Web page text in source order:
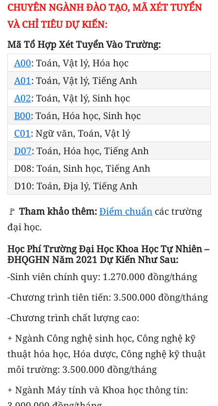
CHUYÊN NGÀNH ĐÀO TẠO, MÃ XÉT TUYỂN
VÀ CHỈ TIÊU DỰ KIẾN:
Mã Tổ Hợp Xét Tuyển Vào Trường:
A00: Toán, Vật lý, Hóa học
A01 : Toán, Vật lý, Tiếng Anh
A02: Toán, Vật lý, Sinh học
B00: Toán, Hóa học, Sinh học
C01 : Ngữ văn, Toán, Vật lý
D07: Toán, Hóa học, Tiếng Anh
D08: Toán, Sinh học, Tiếng Anh
D10: Toán, Địa lý, Tiếng Anh
🚩 Tham khảo thêm: Điểm chuẩn các trường
đại học.
Học Phí Trường Đại Học Khoa Học Tự Nhiên –
ĐHQGHN Năm 2021 Dự Kiến Như Sau:
-Sinh viên chính quy: 1.270.000 đồng/tháng
-Chương trình tiên tiến: 3.500.000 đồng/tháng
-Chương trình chất lượng cao:
+ Ngành Công nghệ sinh học, Công nghệ kỹ
thuật hóa học, Hóa dược, Công nghệ kỹ thuật
môi trường: 3.500.000 đồng/tháng
+ Ngành Máy tính và Khoa học thông tin: